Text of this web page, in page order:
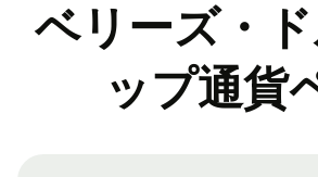
ベリーズ・
ップ通貨